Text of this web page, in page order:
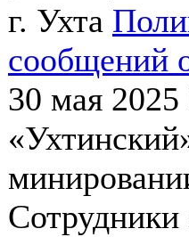
г. Ухта
сообщений
30 мая 2025
Сотрудники